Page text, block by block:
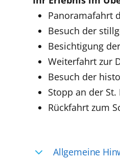
Panoramafahrt
Besuch der
Besichtigung
Weiterfahrt zur
Besuch der
Stopp an der
Rückfahrt zum
Allgemeine